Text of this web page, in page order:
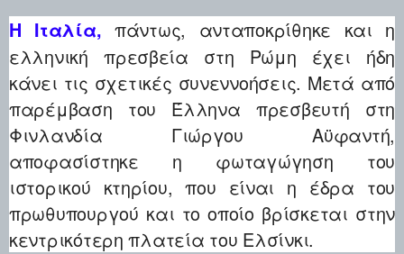
Η Ιταλία, πάντως, ανταποκρίθηκε και η
ελληνική πρεσβεία στη Ρώμη έχει ήδη
κάνει τις σχετικές συνεννοήσεις. Μετά από
παρέμβαση του Έλληνα πρεσβευτή στη
Φινλανδία Γιώργου Αϋφαντή,
αποφασίστηκε η φωταγώγηση του
ιστορικού κτηρίου, που είναι η έδρα του
πρωθυπουργού και το οποίο βρίσκεται στην
κεντρικότερη πλατεία του Ελσίνκι.